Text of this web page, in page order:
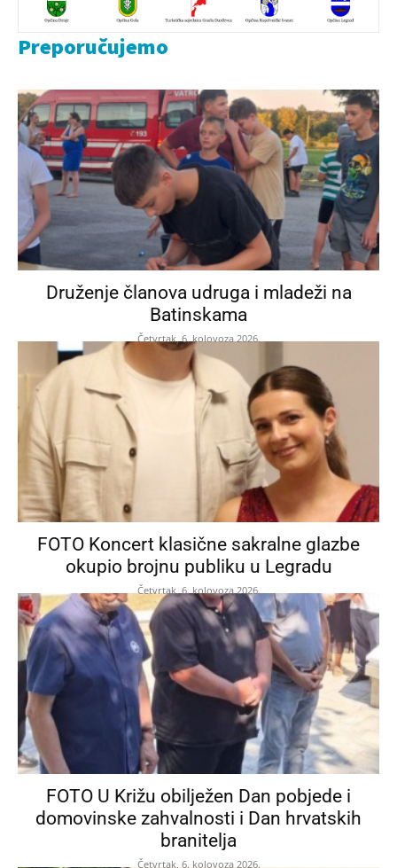
Preporučujemo
Druženje članova udruga i mladeži na
Batinskama
Četvrtak, 6. kolovoza 2026.
FOTO Koncert klasične sakralne glazbe
okupio brojnu publiku u Legradu
Četvrtak, 6. kolovoza 2026.
FOTO U Križu obilježen Dan pobjede i
domovinske zahvalnosti i Dan hrvatskih
branitelja
Četvrtak, 6. kolovoza 2026.